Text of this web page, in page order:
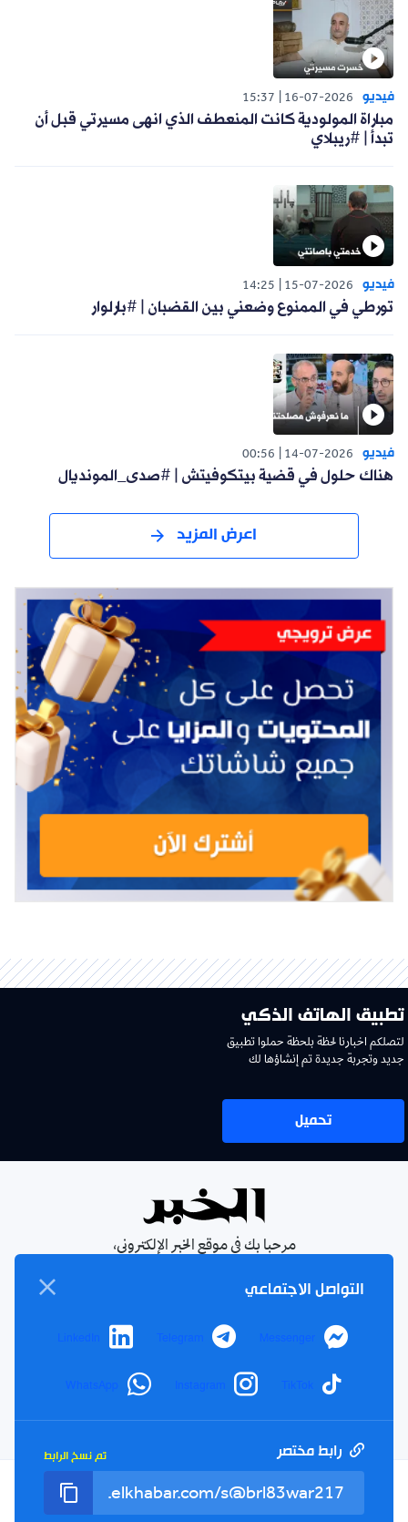
فيديو 16-07-2026
15:37
مباراة المولودية كانت المنعطف الذي انهى مسيرتي قبل أن
تبدأ | #ريبلاي
فيديو 15-07-2026
14:25
تورطي في الممنوع وضعني بين القضبان | #بارلوار
فيديو 14-07-2026
00:56
هناك حلول في قضية بيتكوفيتش | #صدى_المونديال
اعرض المزيد
تطبيق الهاتف الذكي
لتصلكم اخبارنا لحظة بلحظة حملوا تطبيق
جديد وتجربة جديدة تم إنشاؤها لك
تحميل
مرحبا بك في موقع الخبر الإلكتروني،
الإشتراك في النشرة البريدية
بإشتراكك معنا ستتمكن من الحصول على آخر الأخبار التي سيتم
نشرها في الموقع
الالكتروني
سياسة الخصوصية
التواصل الاجتماعي
Messenger
Telegram
LinkedIn
TikTok
Instagram
WhatsApp
رابط مختصر تم نسخ الرابط